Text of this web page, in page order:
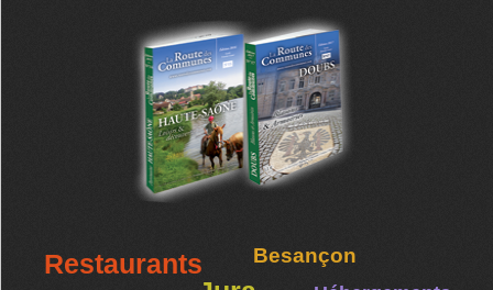
Restaurants Besançon